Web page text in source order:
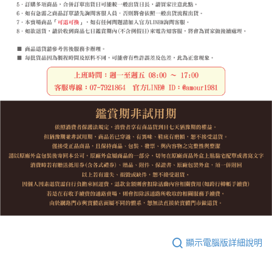
顯示電腦版詳細說明